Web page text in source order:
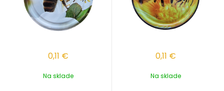
0,11 €
Na sklade
0,11 €
Na sklade